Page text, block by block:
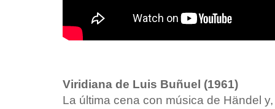
Viridiana de Luis Buñuel (1961)
La última cena con música de Händel